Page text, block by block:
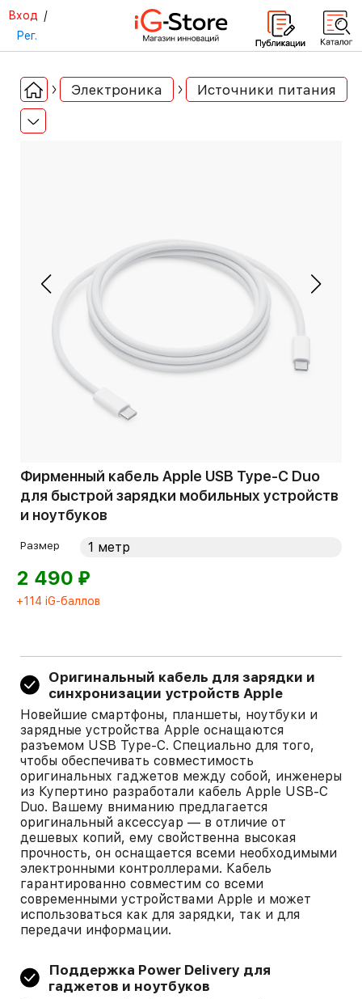
Вход /
Рег.
Электроника Источники питания
Фирменный кабель Apple USB Type-C Duo
для быстрой зарядки мобильных устройств
и ноутбуков
Размер
2 490 ⃏
+114 iG-баллов
Оригинальный кабель для зарядки и
синхронизации устройств Apple
Новейшие смартфоны, планшеты, ноутбуки и
зарядные устройства Apple оснащаются
разъемом USB Type-C. Специально для того,
чтобы обеспечивать совместимость
оригинальных гаджетов между собой, инженеры
из Купертино разработали кабель Apple USB-C
Duo. Вашему вниманию предлагается
оригинальный аксессуар — в отличие от
дешевых копий, ему свойственна высокая
прочность, он оснащается всеми необходимыми
электронными контроллерами. Кабель
гарантированно совместим со всеми
современными устройствами Apple и может
использоваться как для зарядки, так и для
передачи информации.
Поддержка Power Delivery для
гаджетов и ноутбуков